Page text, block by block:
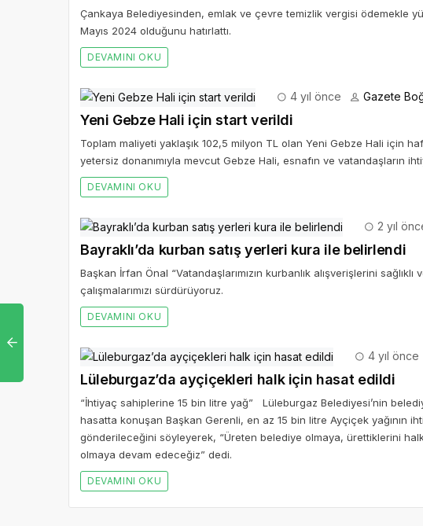
Çankaya Belediyesinden, emlak ve çevre temizlik vergisi ödemekle
Mayıs 2024 olduğunu hatırlattı.
DEVAMINI OKU
4 yıl önce Gazete
Yeni Gebze Hali için start verildi
Toplam maliyeti yaklaşık 102,5 milyon TL olan Yeni Gebze Hali için
yetersiz donanımıyla mevcut Gebze Hali, esnafın ve vatandaşların
DEVAMINI OKU
2 yıl
Bayraklı’da kurban satış yerleri kura ile belirlendi
Başkan İrfan Önal “Vatandaşlarımızın kurbanlık alışverişlerini
çalışmalarımızı sürdürüyoruz.
DEVAMINI OKU
4 yıl önce
Lüleburgaz’da ayçiçekleri halk için hasat edildi
“İhtiyaç sahiplerine 15 bin litre yağ” Lüleburgaz Belediyesi’nin
hasatta konuşan Başkan Gerenli, en az 15 bin litre Ayçiçek yağının
gönderileceğini söyleyerek, “Üreten belediye olmaya, ürettiklerini
olmaya devam edeceğiz” dedi.
DEVAMINI OKU